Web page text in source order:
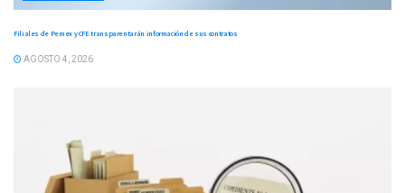
Filiales de Pemex y CFE transparentarán información de sus contratos
AGOSTO 4, 2026